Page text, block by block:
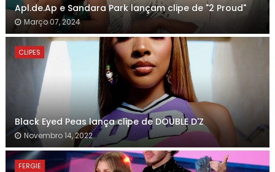
Apl.de.Ap e Sandara Park lançam clipe de "2 Proud"
Março 07, 2024
CLIPES
Black Eyed Peas lança clipe de DOUBLE D'Z
Novembro 14, 2022
FERGIE